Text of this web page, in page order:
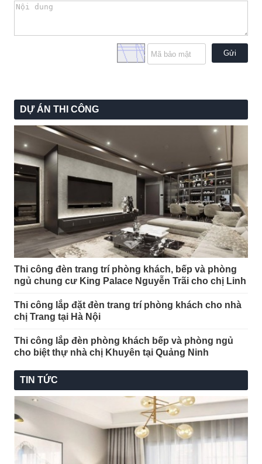
Gửi
DỰ ÁN THI CÔNG
Thi công đèn trang trí phòng khách, bếp và phòng
ngủ chung cư King Palace Nguyễn Trãi cho chị Linh
Thi công lắp đặt đèn trang trí phòng khách cho nhà
chị Trang tại Hà Nội
Thi công lắp đèn phòng khách bếp và phòng ngủ
cho biệt thự nhà chị Khuyên tại Quảng Ninh
TIN TỨC